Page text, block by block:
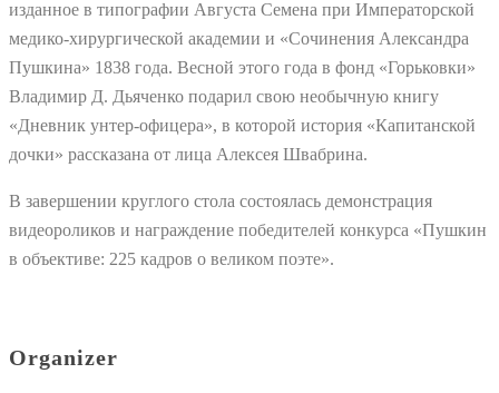
изданное в типографии Августа Семена при Императорской
медико-хирургической академии и «Сочинения Александра
Пушкина» 1838 года. Весной этого года в фонд «Горьковки»
Владимир Д. Дьяченко подарил свою необычную книгу
«Дневник унтер-офицера», в которой история «Капитанской
дочки» рассказана от лица Алексея Швабрина.
В завершении круглого стола состоялась демонстрация
видеороликов и награждение победителей конкурса ⁠«Пушкин
в объективе: 225 кадров о великом поэте».
Organizer